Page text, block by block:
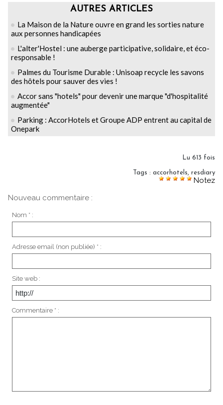
AUTRES ARTICLES
La Maison de la Nature ouvre en grand les sorties nature
aux personnes handicapées
L'alter'Hostel : une auberge participative, solidaire, et éco-
responsable !
Palmes du Tourisme Durable : Unisoap recycle les savons
des hôtels pour sauver des vies !
Accor sans "hotels" pour devenir une marque "d'hospitalité
augmentée"
Parking : AccorHotels et Groupe ADP entrent au capital de
Onepark
Lu 613 fois
Tags : accorhotels resdiary
Notez
Nouveau commentaire :
Nom * :
Adresse email (non publiée) * :
Site web :
Commentaire * :